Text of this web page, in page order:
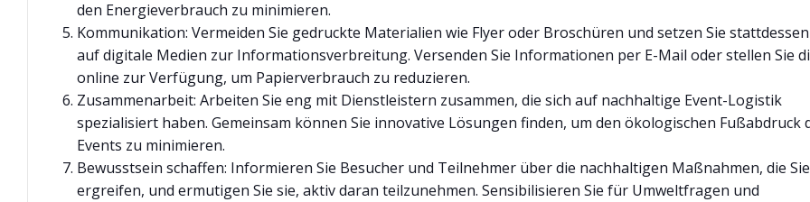
den Energieverbrauch zu minimieren.
Kommunikation: Vermeiden Sie gedruckte Materialien wie Flyer oder Broschüren und setzen Sie stattdessen
auf digitale Medien zur Informationsverbreitung. Versenden Sie Informationen per E-Mail oder stellen Sie
online zur Verfügung, um Papierverbrauch zu reduzieren.
Zusammenarbeit: Arbeiten Sie eng mit Dienstleistern zusammen, die sich auf nachhaltige Event-Logistik
spezialisiert haben. Gemeinsam können Sie innovative Lösungen finden, um den ökologischen Fußabdruck
Events zu minimieren.
Bewusstsein schaffen: Informieren Sie Besucher und Teilnehmer über die nachhaltigen Maßnahmen, die Sie
ergreifen, und ermutigen Sie sie, aktiv daran teilzunehmen. Sensibilisieren Sie für Umweltfragen und